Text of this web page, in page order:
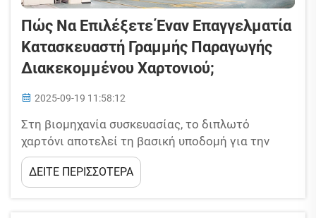
Πώς Να Επιλέξετε Έναν Επαγγελματία
Κατασκευαστή Γραμμής Παραγωγής
Διακεκομμένου Χαρτονιού;
2025-09-19 11:58:12
Στη βιομηχανία συσκευασίας, το διπλωτό
χαρτόνι αποτελεί τη βασική υποδομή για την
προστασία και τη μεταφορά προϊόντων, και μια
γραμμή παραγωγής διπλωτού χαρτονιού υψηλής
ποιότητας καθορίζει άμεσα την αποδοτικότητα,
ΔΕΙΤΕ ΠΕΡΙΣΣΟΤΕΡΑ